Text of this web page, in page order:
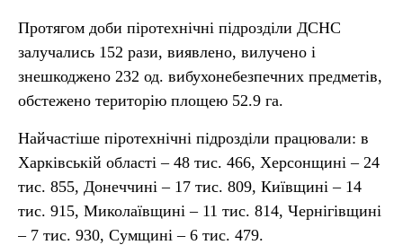
Протягом доби піротехнічні підрозділи ДСНС
залучались 152 рази, виявлено, вилучено і
знешкоджено 232 од. вибухонебезпечних предметів,
обстежено територію площею 52.9 га.
Найчастіше піротехнічні підрозділи працювали: в
Харківській області – 48 тис. 466, Херсонщині – 24
тис. 855, Донеччині – 17 тис. 809, Київщині – 14
тис. 915, Миколаївщині – 11 тис. 814, Чернігівщині
– 7 тис. 930, Сумщині – 6 тис. 479.